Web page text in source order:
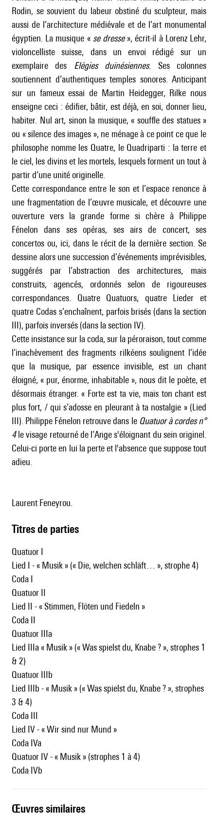
Rodin, se souvient du labeur obstiné du sculpteur, mais
aussi de l’architecture médiévale et de l’art monumental
égyptien. La musique « se dresse», écrit-il à Lorenz Lehr,
violoncelliste suisse, dans un envoi rédigé sur un
exemplaire des Elégies duinésiennes. Ses colonnes
soutiennent d’authentiques temples sonores. Anticipant
sur un fameux essai de Martin Heidegger, Rilke nous
enseigne ceci : édifier, bâtir, est déjà, en soi, donner lieu,
habiter. Nul art, sinon la musique, « souffle des statues »
ou « silence des images », ne ménage à ce point ce que le
philosophe nomme les Quatre, le Quadriparti : la terre et
le ciel, les divins et les mortels, lesquels forment un tout à
partir d’une unité originelle.
Cette correspondance entre le son et l’espace renonce à
une fragmentation de l’œuvre musicale, et découvre une
ouverture vers la grande forme si chère à Philippe
Fénelon dans ses opéras, ses airs de concert, ses
concertos ou, ici, dans le récit de la dernière section. Se
dessine alors une succession d’événements imprévisibles,
suggérés par l’abstraction des architectures, mais
construits, agencés, ordonnés selon de rigoureuses
correspondances. Quatre Quatuors, quatre Lieder et
quatre Codas s’enchaînent, parfois brisés (dans la section
III), parfois inversés (dans la section IV).
Cette insistance sur la coda, sur la péroraison, tout comme
l’inachèvement des fragments rilkéens soulignent l’idée
que la musique, par essence invisible, est un chant
éloigné, « pur, énorme, inhabitable », nous dit le poète, et
désormais étranger. « Forte est ta vie, mais ton chant est
plus fort, / qui s’adosse en pleurant à ta nostalgie » (Lied
III). Philippe Fénelon retrouve dans le Quatuor à cordes n°
4le visage retourné de l’Ange s'éloignant du sein originel.
Celui-ci porte en lui la perte et l'absence que suppose tout
adieu.
Laurent Feneyrou.
Titres de parties
Quatuor I
Lied I - « Musik » (« Die, welchen schläft… », strophe 4)
Coda I
Quatuor II
Lied II - « Stimmen, Flöten und Fiedeln »
Coda II
Quatuor IIIa
Lied IIIa « Musik » (« Was spielst du, Knabe ? », strophes 1
& 2)
Quatuor IIIb
Lied IIIb - « Musik » (« Was spielst du, Knabe ? », strophes
3 & 4)
Coda III
Lied IV - « Wir sind nur Mund »
Coda IVa
Quatuor IV - « Musik » (strophes 1 à 4)
Coda IVb
œuvres similaires